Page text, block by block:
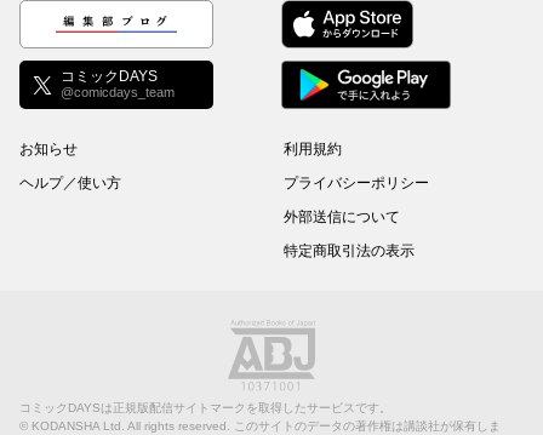
編集部ブログ
コミックDAYS
@comicdays_team
お知らせ
ヘルプ／使い方
利用規約
プライバシーポリシー
外部送信について
特定商取引法の表示
コミックDAYSは正規版配信サイトマークを取得したサービスです。
© KODANSHA Ltd. All rights reserved. このサイトのデータの著作権は講談社が保有しま